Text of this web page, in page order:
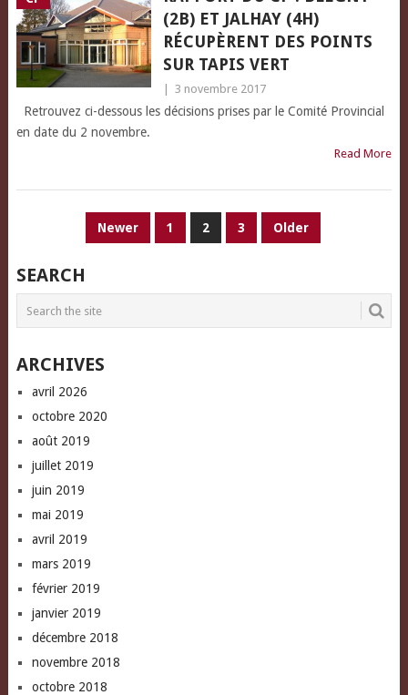
(2B) ET JALHAY (4H)
RÉCUPÈRENT DES POINTS
SUR TAPIS VERT
3 novembre 2017
Retrouvez ci-dessous les décisions prises par le Comité Provincial
en date du 2 novembre.
Read More
PAGINATION
PUBLICATIONS
Newer 1 2 3 Older
SEARCH
ARCHIVES
avril 2026
octobre 2020
août 2019
juillet 2019
juin 2019
mai 2019
avril 2019
mars 2019
février 2019
janvier 2019
décembre 2018
novembre 2018
octobre 2018